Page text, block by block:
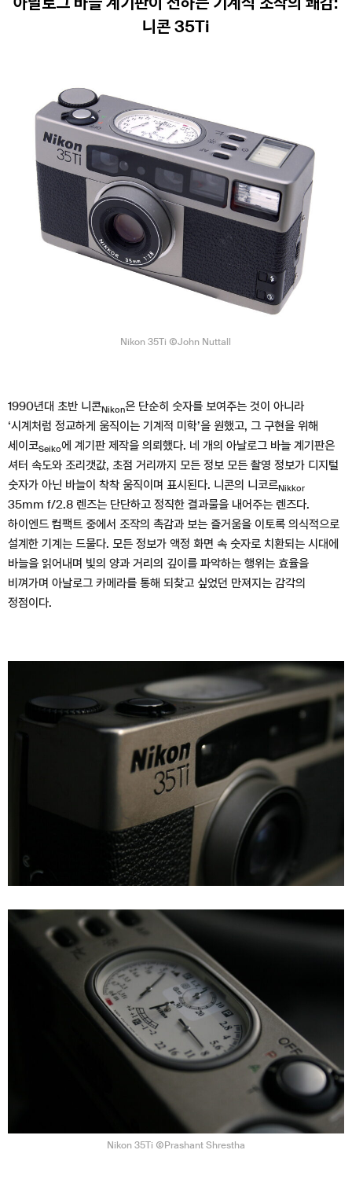
니콘 35Ti
Nikon 35Ti ⒸJohn Nuttall
1990년대 초반 니콘Nikon은 단순히 숫자를 보여주는 것이 아니라
‘시계처럼 정교하게 움직이는 기계적 미학’을 원했고, 그 구현을 위해
세이코Seiko에 계기판 제작을 의뢰했다. 네 개의 아날로그 바늘 계기판은
셔터 속도와 조리갯값, 초점 거리까지 모든 정보 모든 촬영 정보가 디지털
숫자가 아닌 바늘이 착착 움직이며 표시된다. 니콘의 니코르Nikkor
35mm f/2.8 렌즈는 단단하고 정직한 결과물을 내어주는 렌즈다.
하이엔드 컴팩트 중에서 조작의 촉감과 보는 즐거움을 이토록 의식적으로
설계한 기계는 드물다. 모든 정보가 액정 화면 속 숫자로 치환되는 시대에
바늘을 읽어내며 빛의 양과 거리의 깊이를 파악하는 행위는 효율을
비껴가며 아날로그 카메라를 통해 되찾고 싶었던 만져지는 감각의
정점이다.
Nikon 35Ti ⒸPrashant Shrestha